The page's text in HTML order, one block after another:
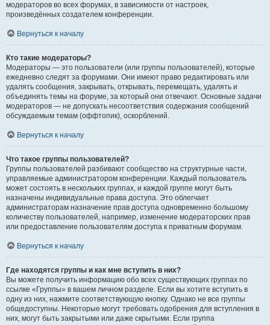
модераторов во всех форумах, в зависимости от настроек,
произведённых создателем конференции.
Вернуться к началу
Кто такие модераторы?
Модераторы — это пользователи (или группы пользователей), которые
ежедневно следят за форумами. Они имеют право редактировать или
удалять сообщения, закрывать, открывать, перемещать, удалять и
объединять темы на форуме, за который они отвечают. Основные задачи
модераторов — не допускать несоответствия содержания сообщений
обсуждаемым темам (оффтопик), оскорблений.
Вернуться к началу
Что такое группы пользователей?
Группы пользователей разбивают сообщество на структурные части,
управляемые администратором конференции. Каждый пользователь
может состоять в нескольких группах, и каждой группе могут быть
назначены индивидуальные права доступа. Это облегчает
администраторам назначение прав доступа одновременно большому
количеству пользователей, например, изменение модераторских прав
или предоставление пользователям доступа к приватным форумам.
Вернуться к началу
Где находятся группы и как мне вступить в них?
Вы можете получить информацию обо всех существующих группах по
ссылке «Группы» в вашем личном разделе. Если вы хотите вступить в
одну из них, нажмите соответствующую кнопку. Однако не все группы
общедоступны. Некоторые могут требовать одобрения для вступления в
них, могут быть закрытыми или даже скрытыми. Если группа